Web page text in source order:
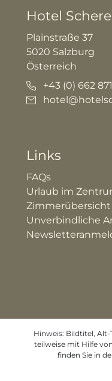
Hotel
Plainstraße 37
5020 Salzburg
Österreich
+43 (0) 662
Links
FAQs
Urlaub im
Zimmerübersicht
Unverbindliche
Hinweis: Bildtitel,
teilweise mit Hilfe
finden Sie in